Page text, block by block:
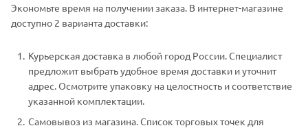
Экономьте время на получении заказа. В интернет-магазине
доступно 2 варианта доставки:
Курьерская доставка в любой город России. Специалист
предложит выбрать удобное время доставки и уточнит
адрес. Осмотрите упаковку на целостность и соответствие
указанной комплектации.
Самовывоз из магазина. Список торговых точек для